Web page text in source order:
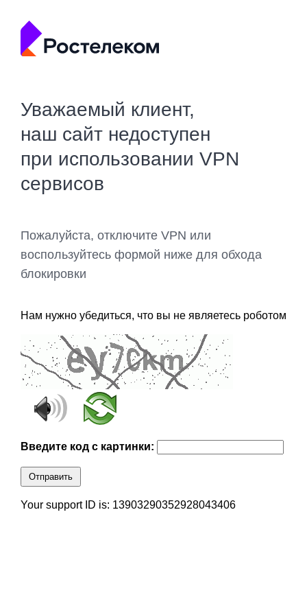
Уважаемый клиент,
наш сайт недоступен
при использовании VPN
сервисов
Пожалуйста, отключите VPN или
воспользуйтесь формой ниже для обхода
блокировки
Нам нужно убедиться, что вы не являетесь роботом
Введите код с картинки:
Отправить
Your support ID is: 13903290352928043406